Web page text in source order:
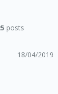
posts
18/04/2019